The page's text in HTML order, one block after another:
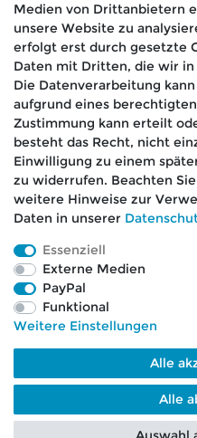
🚚
📦 Kostenloser
📞 Kostenlose
Impressum
VERTRAG
Medien von Drittanbietern
unsere Website zu
erfolgt erst durch gesetzte
Daten mit Dritten, die wir
Die Datenverarbeitung
aufgrund eines
Zustimmung kann erteilt
besteht das Recht, nicht
Einwilligung zu einem
zu widerrufen. Beachten
weitere Hinweise zur
Daten in unserer
Essenziell
Externe Medien
PayPal
Funktional
Weitere Einstellungen
Alle
Alle